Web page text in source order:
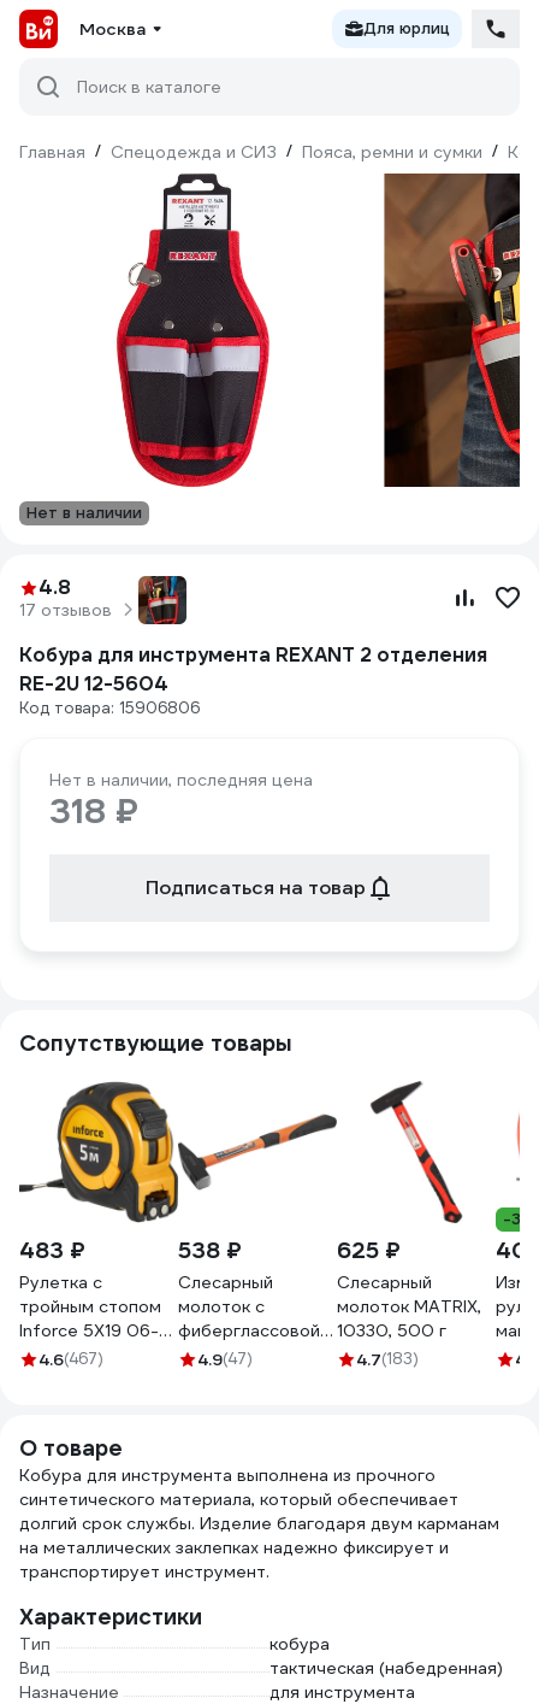
Москва Для юрлиц
Поиск в каталоге
Главная / Спецодежда и СИЗ / Пояса, ремни и сумки /
Нет в наличии
4.8
17 отзывов
Кобура для инструмента REXANT 2 отделения
RE-2U 12-5604
Код товара: 15906806
Нет в наличии, последняя цена
318 ₽
Подписаться на товар
Сопутствующие товары
483 ₽
Рулетка с
тройным стопом
Inforce 5Х19 06-
11-70
4.6(467)
538 ₽
Слесарный
молоток с
фиберглассовой
рукояткой KENDO
4.9(47)
625 ₽
Слесарный
молоток MATRIX,
10330, 500 г
4.7(183)
-3%
4.5
О товаре
Кобура для инструмента выполнена из прочного
синтетического материала, который обеспечивает
долгий срок службы. Изделие благодаря двум карманам
на металлических заклепках надежно фиксирует и
транспортирует инструмент.
Характеристики
Тип
кобура
Вид
тактическая (набедренная)
Назначение
для инструмента